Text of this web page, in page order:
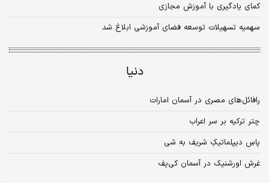
کمای یادگیری با آموزش مجازی
سهمیه تسهیلات توسعه فضای آموزشی ابلاغ شد
دنیا
رافائل‌های مصری در آسمان امارات
چتر ترکیه بر سر اعراب
پاسِ دیپلماتیکِ شریف به شی‌
غرش اورشنیک در آسمان کی‌یف